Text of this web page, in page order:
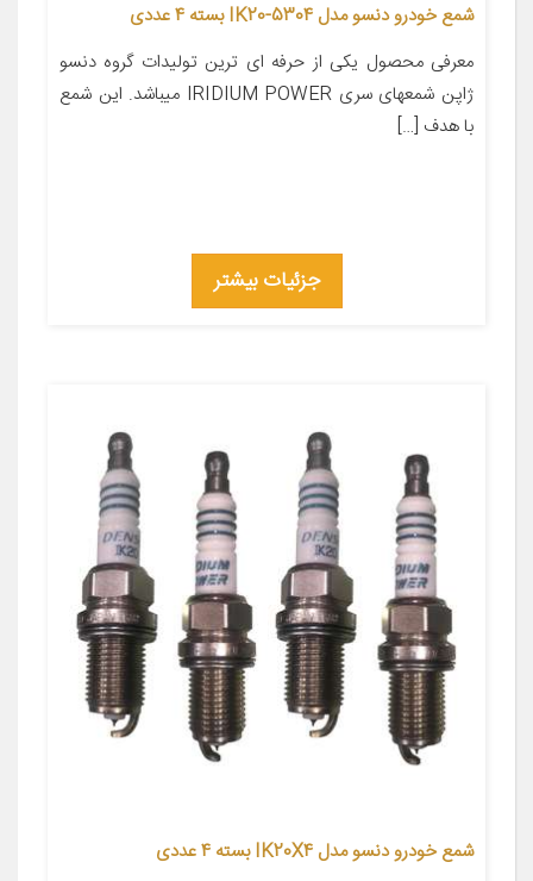
شمع خودرو دنسو مدل 5304-IK20 بسته 4 عددی
معرفی محصول یکی از حرفه ای ترین تولیدات گروه دنسو
ژاپن شمعهای سری IRIDIUM POWER میباشد. این شمع
با هدف […]
جزئیات بیشتر
شمع خودرو دنسو مدل IK20X4 بسته 4 عددی